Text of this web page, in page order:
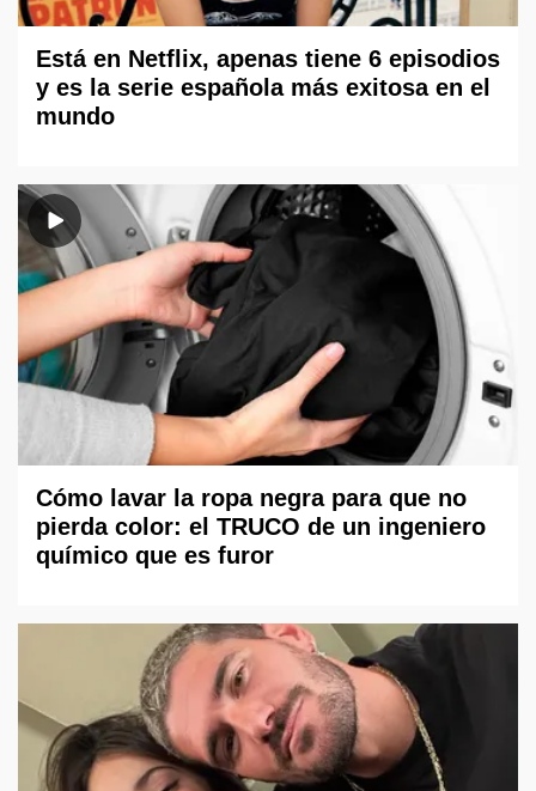
Está en Netflix, apenas tiene 6 episodios
y es la serie española más exitosa en el
mundo
Cómo lavar la ropa negra para que no
pierda color: el TRUCO de un ingeniero
químico que es furor